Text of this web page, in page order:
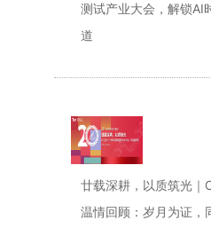
测试产业大会，解锁AI
道
廿载深耕，以质筑光｜
温情回顾：岁月为证，